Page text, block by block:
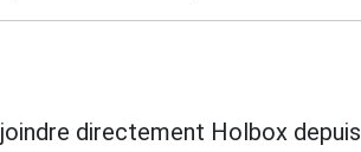
directement Holbox depuis